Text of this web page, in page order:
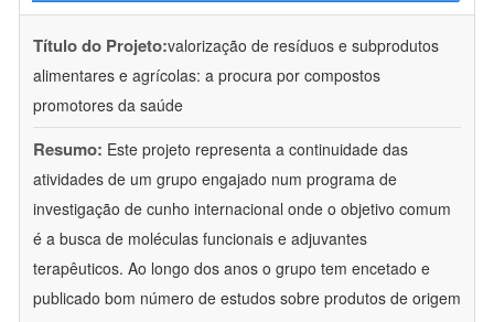
Título do Projeto:valorização de resíduos e subprodutos
alimentares e agrícolas: a procura por compostos
promotores da saúde
Resumo: Este projeto representa a continuidade das
atividades de um grupo engajado num programa de
investigação de cunho internacional onde o objetivo comum
é a busca de moléculas funcionais e adjuvantes
terapêuticos. Ao longo dos anos o grupo tem encetado e
publicado bom número de estudos sobre produtos de origem